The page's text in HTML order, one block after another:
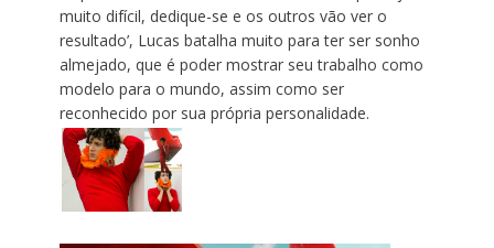
muito difícil, dedique-se e os outros vão ver o
resultado’, Lucas batalha muito para ter ser sonho
almejado, que é poder mostrar seu trabalho como
modelo para o mundo, assim como ser
reconhecido por sua própria personalidade.